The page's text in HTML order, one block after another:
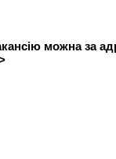
можна за